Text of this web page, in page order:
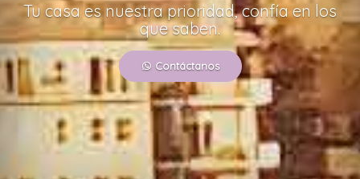
Tu casa es nuestra prioridad, confía en los
que saben.
Contáctanos